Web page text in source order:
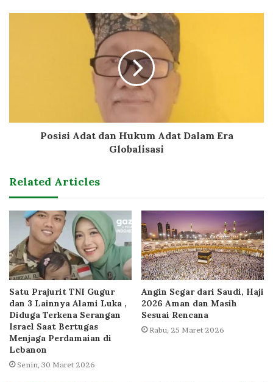
Posisi Adat dan Hukum Adat Dalam Era
Globalisasi
Related Articles
Satu Prajurit TNI Gugur
dan 3 Lainnya Alami Luka ,
Diduga Terkena Serangan
Israel Saat Bertugas
Menjaga Perdamaian di
Lebanon
Senin, 30 Maret 2026
Angin Segar dari Saudi, Haji
2026 Aman dan Masih
Sesuai Rencana
Rabu, 25 Maret 2026